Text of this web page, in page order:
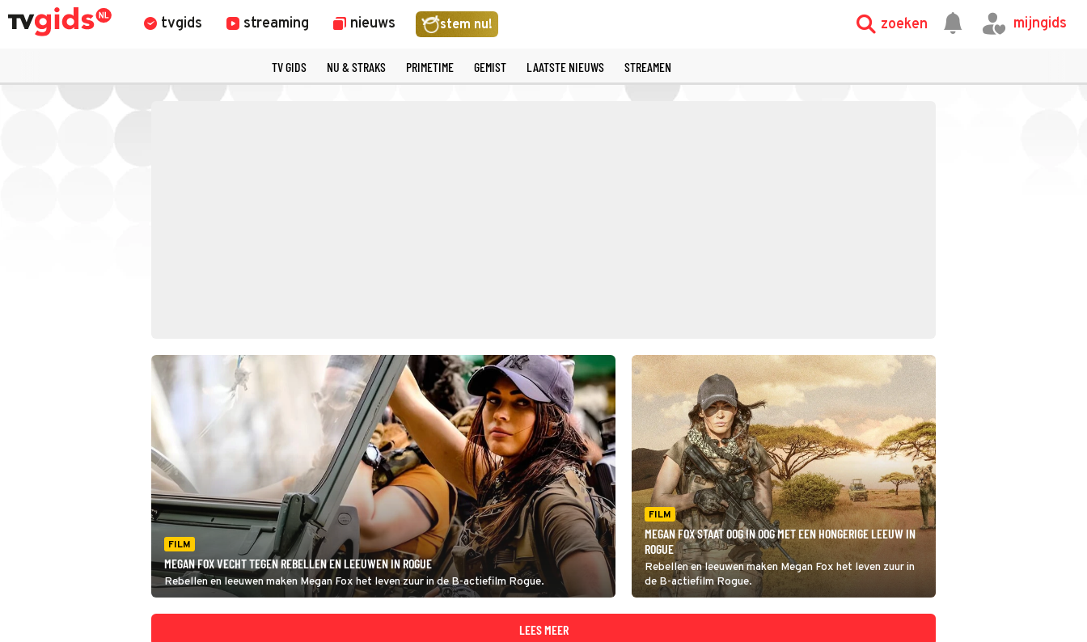
tvgids streaming nieuws stem nu! zoeken mijngids
TV GIDS NU & STRAKS PRIMETIME GEMIST LAATSTE NIEUWS STREAMEN
FILM
MEGAN FOX VECHT TEGEN REBELLEN EN LEEUWEN IN ROGUE
Rebellen en leeuwen maken Megan Fox het leven zuur in de B-actiefilm Rogue.
FILM
MEGAN FOX STAAT OOG IN OOG MET EEN HONGERIGE LEEUW IN
ROGUE
Rebellen en leeuwen maken Megan Fox het leven zuur in
de B-actiefilm Rogue.
LEES MEER